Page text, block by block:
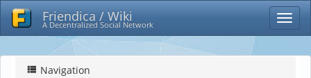
Friendica / Wiki
A Decentralized Social Network
Navigation